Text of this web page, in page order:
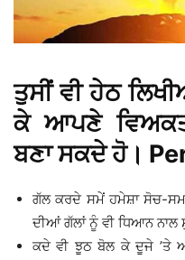
ਤੁਸੀਂ ਵੀ ਹੇਠ
ਕੇ ਆਪਣੇ
ਬਣਾ ਸਕਦੇ ਹੋ।
ਗੱਲ ਕਰਦੇ ਸਮੇਂ ਹਮੇਸ਼ਾ ਸੋਚ-
ਦੀਆਂ ਗੱਲਾਂ ਨੂੰ ਵੀ ਧਿਆਨ ਨਾਲ
ਕਦੇ ਵੀ ਝੂਠ ਬੋਲ ਕੇ ਦੂਜੇ ’ਤੇ